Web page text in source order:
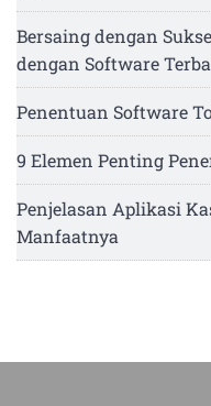
Bersaing dengan
dengan Software
Penentuan Software
9 Elemen Penting
Penjelasan Aplikasi
Manfaatnya